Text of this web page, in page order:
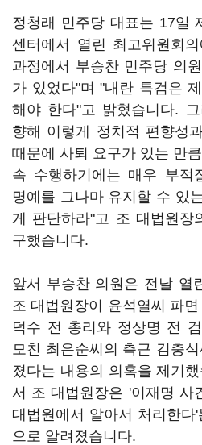
정청래 민주당 대표는 17일
센터에서 열린 최고위원회
과정에서 부승찬 민주당 의
가 있었다"며 "내란 특검은
해야 한다"고 밝혔습니다.
향해 이렇게 정치적 편향성
때문에 사퇴 요구가 있는 만
속 수행하기에는 매우 부적
명예를 그나마 유지할 수 있
게 판단하라"고 조 대법원
구했습니다.
앞서 부승찬 의원은 전날 열
조 대법원장이 윤석열씨 파
덕수 전 총리와 정상명 전
모친 최은순씨의 측근 김충
졌다는 내용의 의혹을 제기
서 조 대법원장은 '이재명 사
대법원에서 알아서 처리한
으로 알려졌습니다.